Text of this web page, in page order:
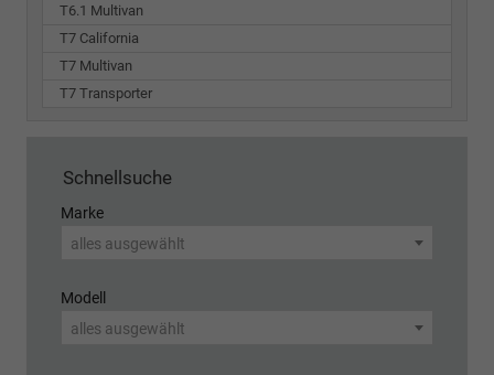
T6.1 Multivan
T7 California
T7 Multivan
T7 Transporter
Schnellsuche
Marke
alles ausgewählt
Modell
alles ausgewählt